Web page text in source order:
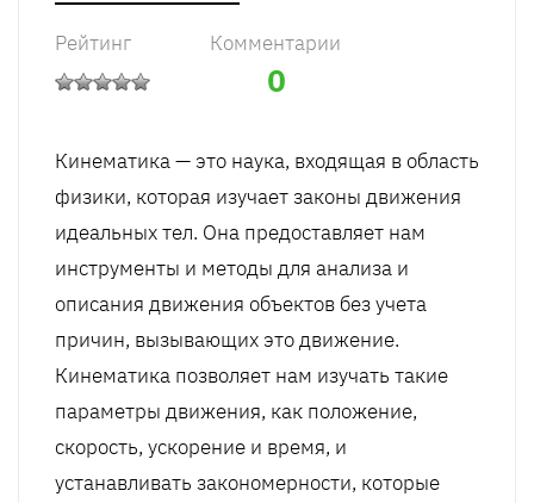
Рейтинг Комментарии
0
Кинематика — это наука, входящая в область
физики, которая изучает законы движения
идеальных тел. Она предоставляет нам
инструменты и методы для анализа и
описания движения объектов без учета
причин, вызывающих это движение.
Кинематика позволяет нам изучать такие
параметры движения, как положение,
скорость, ускорение и время, и
устанавливать закономерности, которые